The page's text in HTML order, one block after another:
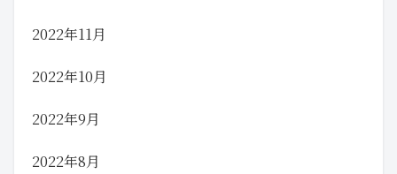
2022年11月
2022年10月
2022年9月
2022年8月